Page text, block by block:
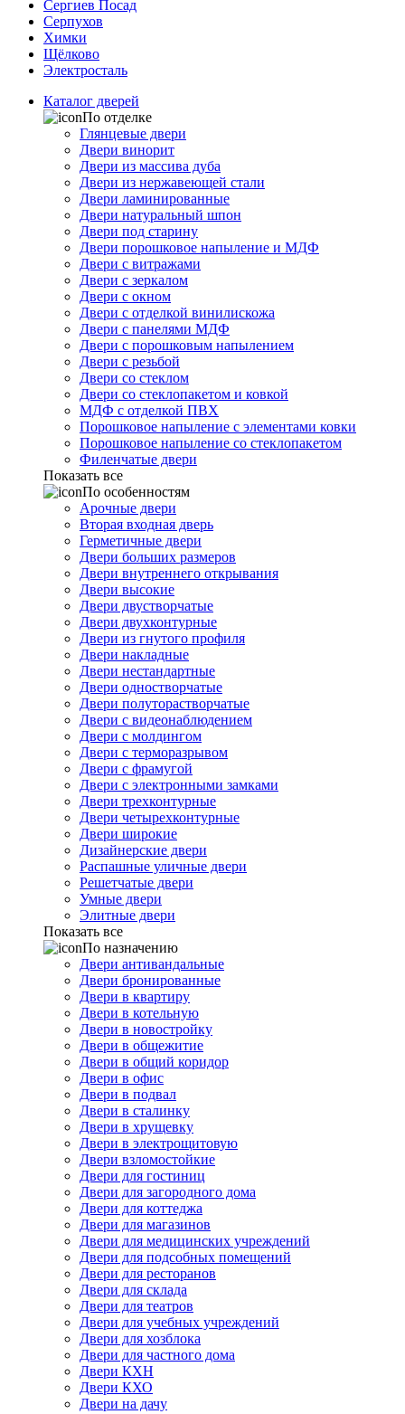
Сергиев Посад
Серпухов
Химки
Щёлково
Электросталь
Каталог дверей
По отделке
Глянцевые двери
Двери винорит
Двери из массива дуба
Двери из нержавеющей стали
Двери ламинированные
Двери натуральный шпон
Двери под старину
Двери порошковое напыление и МДФ
Двери с витражами
Двери с зеркалом
Двери с окном
Двери с отделкой винилискожа
Двери с панелями МДФ
Двери с порошковым напылением
Двери с резьбой
Двери со стеклом
Двери со стеклопакетом и ковкой
МДФ с отделкой ПВХ
Порошковое напыление с элементами ковки
Порошковое напыление со стеклопакетом
Филенчатые двери
Показать все
По особенностям
Арочные двери
Вторая входная дверь
Герметичные двери
Двери больших размеров
Двери внутреннего открывания
Двери высокие
Двери двустворчатые
Двери двухконтурные
Двери из гнутого профиля
Двери накладные
Двери нестандартные
Двери одностворчатые
Двери полуторастворчатые
Двери с видеонаблюдением
Двери с молдингом
Двери с терморазрывом
Двери с фрамугой
Двери с электронными замками
Двери трехконтурные
Двери четырехконтурные
Двери широкие
Дизайнерские двери
Распашные уличные двери
Решетчатые двери
Умные двери
Элитные двери
Показать все
По назначению
Двери антивандальные
Двери бронированные
Двери в квартиру
Двери в котельную
Двери в новостройку
Двери в общежитие
Двери в общий коридор
Двери в офис
Двери в подвал
Двери в сталинку
Двери в хрущевку
Двери в электрощитовую
Двери взломостойкие
Двери для гостиниц
Двери для загородного дома
Двери для коттеджа
Двери для магазинов
Двери для медицинских учреждений
Двери для подсобных помещений
Двери для ресторанов
Двери для склада
Двери для театров
Двери для учебных учреждений
Двери для хозблока
Двери для частного дома
Двери КХН
Двери КХО
Двери на дачу